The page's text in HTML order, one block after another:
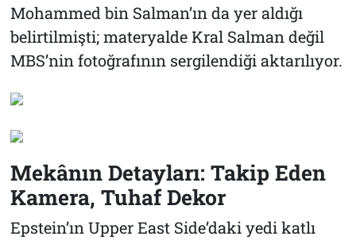
Mohammed bin Salman’ın da yer aldığı
belirtilmişti; materyalde Kral Salman değil
MBS’nin fotoğrafının sergilendiği aktarılıyor.
Mekânın Detayları: Takip Eden
Kamera, Tuhaf Dekor
Epstein’ın Upper East Side’daki yedi katlı